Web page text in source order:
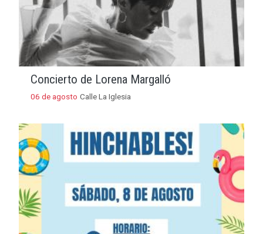
Concierto de Lorena Margalló
06 de agosto Calle La Iglesia